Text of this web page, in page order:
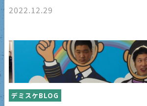
2022.12.29
デミスケBLOG